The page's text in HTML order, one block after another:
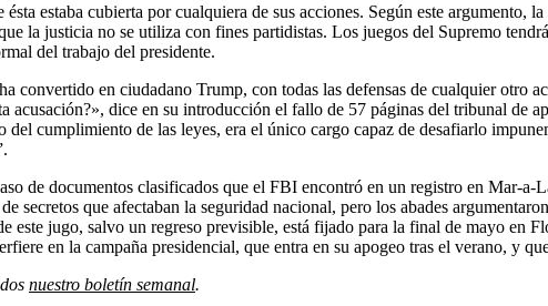
estaba cubierta por cualquiera de sus acciones. Según este argumento,
la justicia no se utiliza con fines partidistas. Los juegos del Supremo
del trabajo del presidente.
convertido en ciudadano Trump, con todas las defensas de cualquier otro
acusación?», dice en su introducción el fallo de 57 páginas del tribunal de
cumplimiento de las leyes, era el único cargo capaz de desafiarlo
de documentos clasificados que el FBI encontró en un registro en Mar-a-
secretos que afectaban la seguridad nacional, pero los abades
este jugo, salvo un regreso previsible, está fijado para la final de mayo en
en la campaña presidencial, que entra en su apogeo tras el verano, y
nuestro boletín semanal.